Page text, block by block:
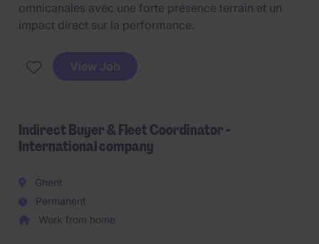
omnicanales avec une forte présence terrain et un
impact direct sur la performance.
View Job
Indirect Buyer & Fleet Coordinator -
International company
Ghent
Permanent
Work from home